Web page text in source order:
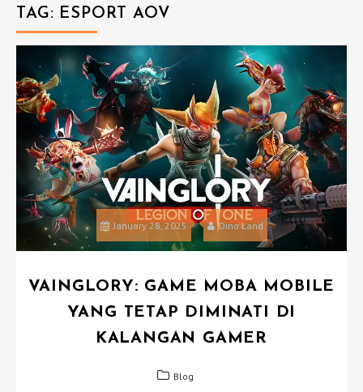
TAG: ESPORT AOV
January 28, 2025 Dino Land
VAINGLORY: GAME MOBA MOBILE
YANG TETAP DIMINATI DI
KALANGAN GAMER
Blog